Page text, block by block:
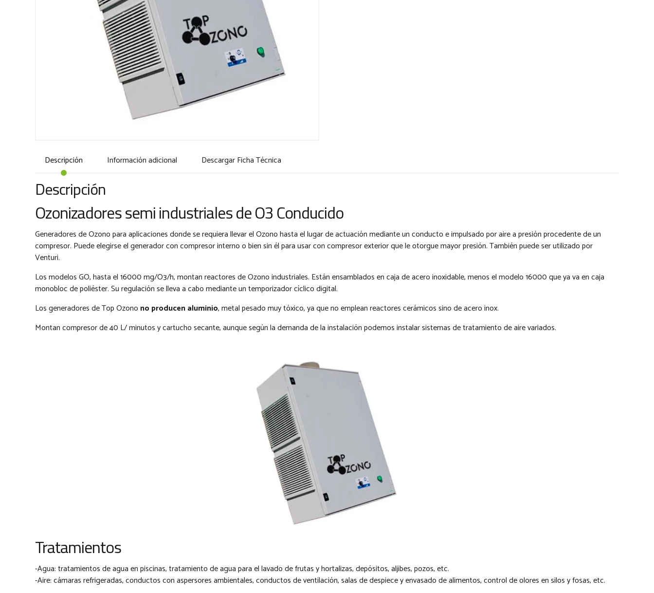
Descripción Información adicional Descargar Ficha Técnica
Descripción
Ozonizadores semi industriales de O3 Conducido
Generadores de Ozono para aplicaciones donde se requiera llevar el Ozono hasta el lugar de actuación mediante un conducto e impulsado por aire a presión procedente de un
compresor. Puede elegirse el generador con compresor interno o bien sin él para usar con compresor exterior que le otorgue mayor presión. También puede ser utilizado por
Venturi.
Los modelos GO, hasta el 16000 mg/O3/h, montan reactores de Ozono industriales. Están ensamblados en caja de acero inoxidable, menos el modelo 16000 que ya va en caja
monobloc de poliéster. Su regulación se lleva a cabo mediante un temporizador cíclico digital.
Los generadores de Top Ozono no producen aluminio, metal pesado muy tóxico, ya que no emplean reactores cerámicos sino de acero inox.
Montan compresor de 40 L/ minutos y cartucho secante, aunque según la demanda de la instalación podemos instalar sistemas de tratamiento de aire variados.
Tratamientos
-Agua: tratamientos de agua en piscinas, tratamiento de agua para el lavado de frutas y hortalizas, depósitos, aljibes, pozos, etc.
-Aire: cámaras refrigeradas, conductos con aspersores ambientales, conductos de ventilación, salas de despiece y envasado de alimentos, control de olores en silos y fosas, etc.